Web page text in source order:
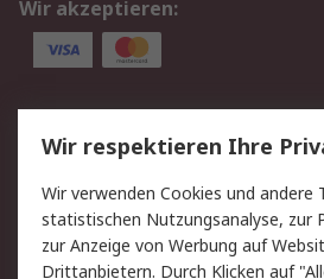
Wir akzeptieren:
Service
Value Added Services
Rücksendungen
Hilfe
Wir respektieren Ihre
Wir verwenden Cookies und andere
statistischen Nutzungsanalyse, zur
zur Anzeige von Werbung auf
Drittanbietern. Durch Klicken auf